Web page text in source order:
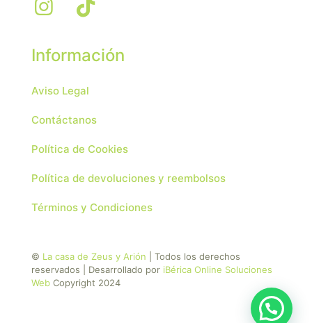
Información
Aviso Legal
Contáctanos
Política de Cookies
Política de devoluciones y reembolsos
Términos y Condiciones
© La casa de Zeus y Arión | Todos los derechos
reservados | Desarrollado por iBérica Online Soluciones
Web Copyright 2024